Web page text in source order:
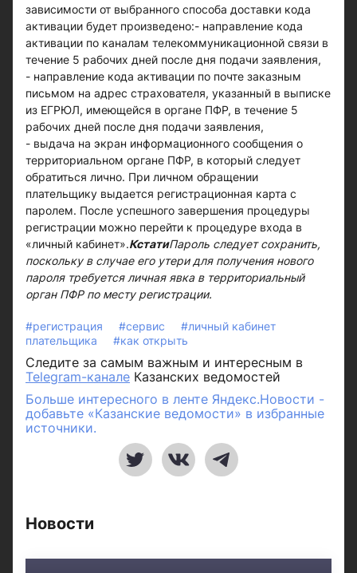
зависимости от выбранного способа доставки кода
активации будет произведено:- направление кода
активации по каналам телекоммуникационной связи в
течение 5 рабочих дней после дня подачи заявления,
- направление кода активации по почте заказным
письмом на адрес страхователя, указанный в выписке
из ЕГРЮЛ, имеющейся в органе ПФР, в течение 5
рабочих дней после дня подачи заявления,
- выдача на экран информационного сообщения о
территориальном органе ПФР, в который следует
обратиться лично. При личном обращении
плательщику выдается регистрационная карта с
паролем. После успешного завершения процедуры
регистрации можно перейти к процедуре входа в
«личный кабинет».КстатиПароль следует сохранить,
поскольку в случае его утери для получения нового
пароля требуется личная явка в территориальный
орган ПФР по месту регистрации.
#регистрация #сервис
#личный кабинет
плательщика
#как открыть
Следите за самым важным и интересным в
Telegram-канале Казанских ведомостей
Больше интересного в ленте Яндекс.Новости -
добавьте «Казанские ведомости» в избранные
источники.
Новости